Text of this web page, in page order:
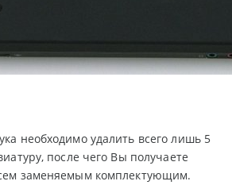
необходимо удалить всего лишь 5
после чего Вы получаете
заменяемым комплектующим.